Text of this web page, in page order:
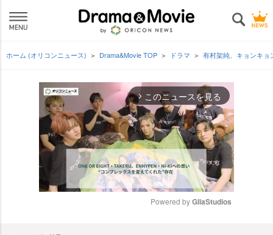
ホーム (オリコンニュース) Drama&Movie TOP ドラマ 有村架純、キョンキョ
arrow_forward_ios このニュースを見る
Powered by GliaStudios